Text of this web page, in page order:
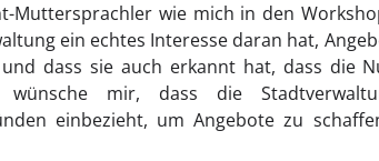
Muttersprachler wie mich in den
ein echtes Interesse daran hat,
dass sie auch erkannt hat, dass die
wünsche mir, dass die
einbezieht, um Angebote zu